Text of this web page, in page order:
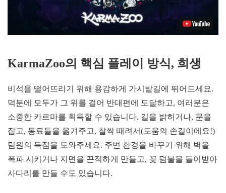
KarmaZoo의 핵심 플레이 방식, 희생
비석을 떨어뜨리기 위해 용감하게 가시밭길에 뛰어드세요.
덕분에 모두가 그 위를 걸어 반대편에 도달하고, 여러분은
소중한 카르마를 획득할 수 있습니다. 길을 밝히거나, 문을
잡고, 동료들을 옮겨주고, 찰싹 때려서(도움의 손길이에요!)
팀원의 득점을 도와주세요. 주변 환경을 바꾸기 위해 벽을
폭파 시키거나 지면을 끈적하게 만들고, 꽃 덤불을 들이받아
사다리를 만들 수도 있습니다.